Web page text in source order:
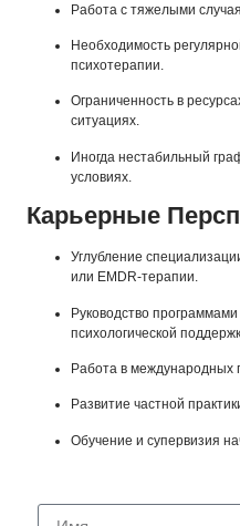
Работа с тяжелыми
Необходимость
психотерапии.
Ограниченность в
ситуациях.
Иногда нестабильный
условиях.
Карьерные
Углубление
или EMDR-терапии.
Руководство
психологической
Работа в международных
Развитие частной
Обучение и супервизия